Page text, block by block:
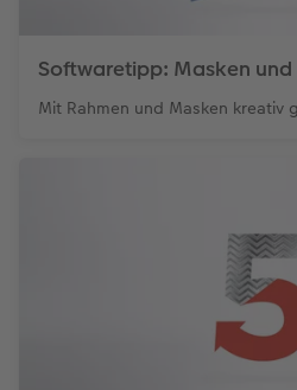
Softwaretipp: Masken und
Mit Rahmen und Masken kreativ